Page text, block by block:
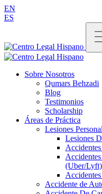
EN
ES
Sobre Nosotros
Qumars Behzadi
Blog
Testimonios
Scholarship
Áreas de Práctica
Lesiones
Lesiones
(Uber/Lyft)
Accidente de